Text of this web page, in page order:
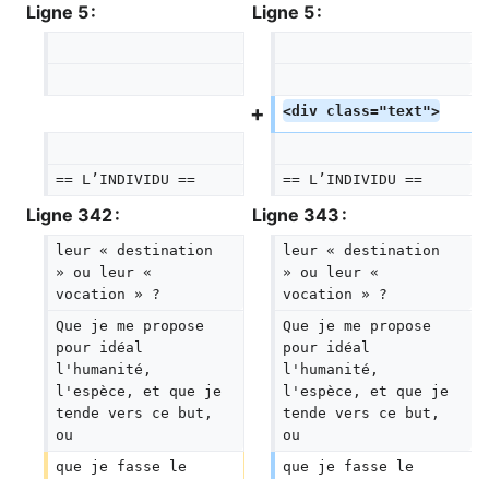
Ligne 5 :
Ligne 5 :
<div class="text">
== L’INDIVIDU == == L’INDIVIDU ==
Ligne 342 : Ligne 343 :
leur « destination
» ou leur «
vocation » ?
leur « destination
» ou leur «
vocation » ?
Que je me propose
pour idéal
l'humanité,
l'espèce, et que je
tende vers ce but,
ou
Que je me propose
pour idéal
l'humanité,
l'espèce, et que je
tende vers ce but,
ou
que je fasse le
que je fasse le